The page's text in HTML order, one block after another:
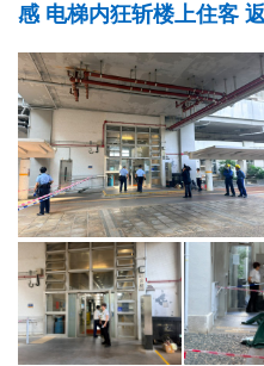
感 电梯内狂斩楼上住客